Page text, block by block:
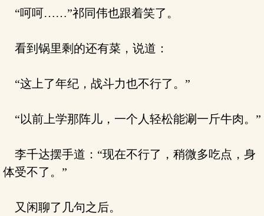
“呵呵……”祁同伟也跟着笑了。
看到锅里剩的还有菜，说道：
“这上了年纪，战斗力也不行了。”
“以前上学那阵儿，一个人轻松能涮一斤牛肉。”
李千达摆手道：“现在不行了，稍微多吃点，身
体受不了。”
又闲聊了几句之后。